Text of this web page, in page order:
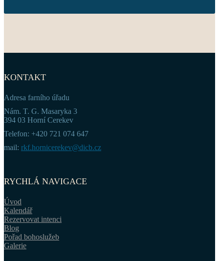
KONTAKT
Adresa farního úřadu
Nám. T. G. Masaryka 3
394 03 Horní Cerekev
Telefon: +420 721 074 647
mail: rkf.hornicerekev@dicb.cz
RYCHLÁ NAVIGACE
Úvod
Kalendář
Rezervovat intenci
Blog
Pořad bohoslužeb
Galerie